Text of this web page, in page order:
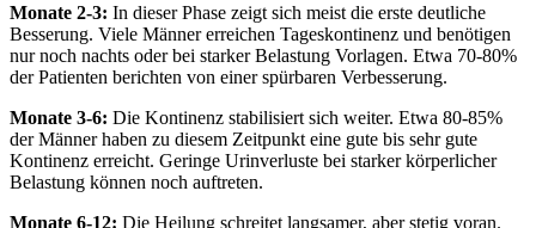
Monate 2-3: In dieser Phase zeigt sich meist die erste deutliche
Besserung. Viele Männer erreichen Tageskontinenz und benötigen
nur noch nachts oder bei starker Belastung Vorlagen. Etwa 70-80%
der Patienten berichten von einer spürbaren Verbesserung.
Monate 3-6: Die Kontinenz stabilisiert sich weiter. Etwa 80-85%
der Männer haben zu diesem Zeitpunkt eine gute bis sehr gute
Kontinenz erreicht. Geringe Urinverluste bei starker körperlicher
Belastung können noch auftreten.
Monate 6-12: Die Heilung schreitet langsamer, aber stetig voran.